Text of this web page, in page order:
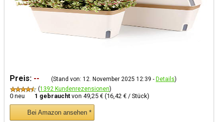
Preis: -- (Stand von: 12. November 2025 12:39 - Details)
(1392 Kundenrezensionen)
0 neu 1 gebraucht von 49,25 € (16,42 € / Stück)
Bei Amazon ansehen *